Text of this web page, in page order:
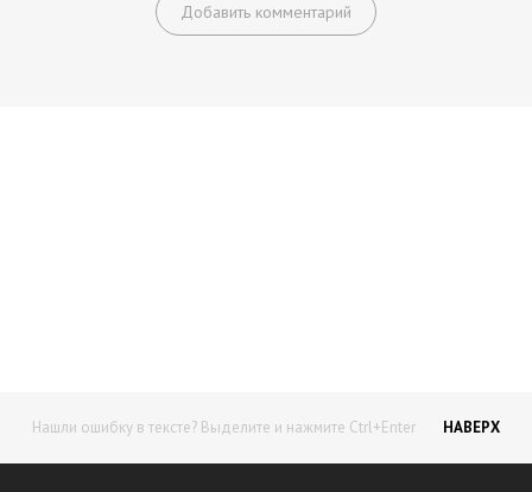
Добавить комментарий
Нашли ошибку в тексте? Выделите и нажмите Ctrl+Enter НАВЕРХ